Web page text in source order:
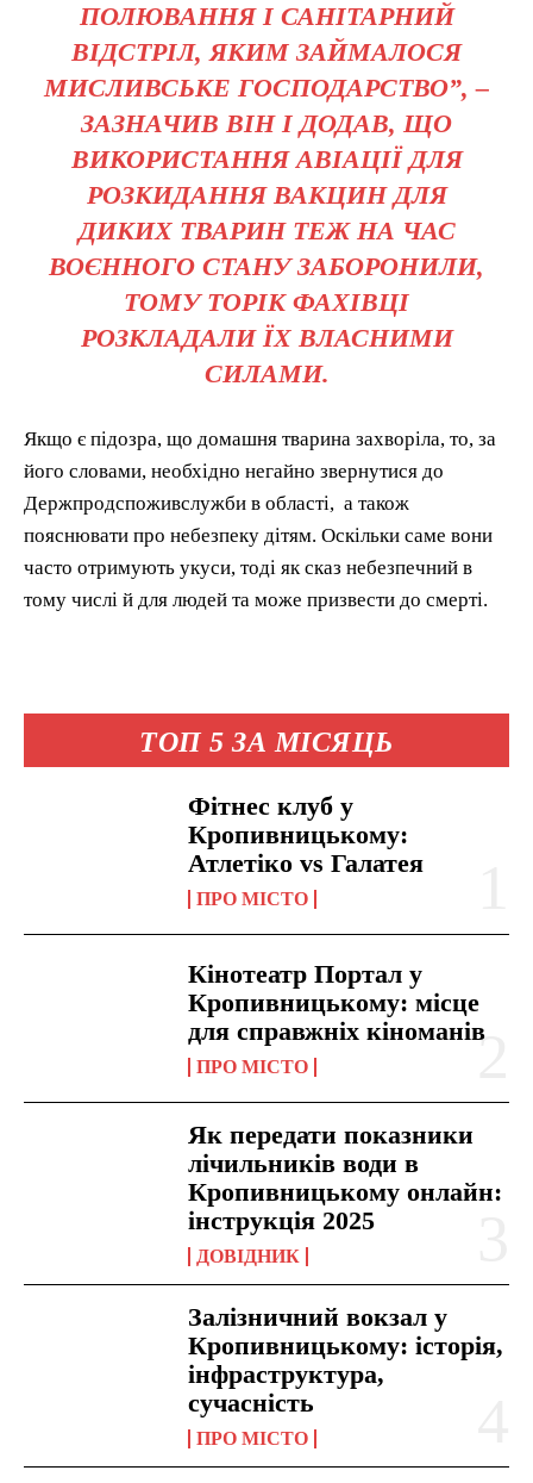
ТОП 5 ЗА МІСЯЦЬ
Фітнес клуб у
Кропивницькому:
Атлетіко vs Галатея
ПРО МІСТО
Кінотеатр Портал у
Кропивницькому: місце
для справжніх кіноманів
ПРО МІСТО
Як передати показники
лічильників води в
Кропивницькому онлайн:
інструкція 2025
ДОВІДНИК
Залізничний вокзал у
Кропивницькому: історія,
інфраструктура,
сучасність
ПРО МІСТО
ПОЛЮВАННЯ І САНІТАРНИЙ
ВІДСТРІЛ, ЯКИМ ЗАЙМАЛОСЯ
МИСЛИВСЬКЕ ГОСПОДАРСТВО”, –
ЗАЗНАЧИВ ВІН І ДОДАВ, ЩО
ВИКОРИСТАННЯ АВІАЦІЇ ДЛЯ
РОЗКИДАННЯ ВАКЦИН ДЛЯ
ДИКИХ ТВАРИН ТЕЖ НА ЧАС
ВОЄННОГО СТАНУ ЗАБОРОНИЛИ,
ТОМУ ТОРІК ФАХІВЦІ
РОЗКЛАДАЛИ ЇХ ВЛАСНИМИ
СИЛАМИ.
Якщо є підозра, що домашня тварина захворіла, то, за
його словами, необхідно негайно звернутися до
Держпродспоживслужби в області, а також
пояснювати про небезпеку дітям. Оскільки саме вони
часто отримують укуси, тоді як сказ небезпечний в
тому числі й для людей та може призвести до смерті.